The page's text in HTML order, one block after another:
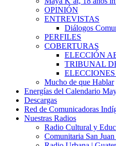
OPINIÓN
ENTREVISTAS
Diálogos
PERFILES
COBERTURAS
ELECCIÓN
TRIBUNAL
Mucho de que Hablar
Energías del Calendario
Descargas
Red de Comunicadoras
Nuestras Radios
Radio Cultural y
Comunitaria San